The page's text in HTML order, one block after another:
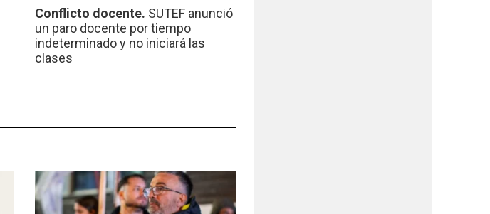
Conflicto docente. SUTEF anunció
un paro docente por tiempo
indeterminado y no iniciará las
clases